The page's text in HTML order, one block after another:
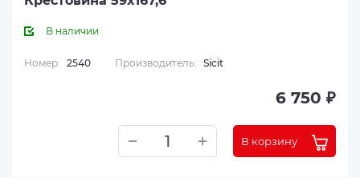
В наличии
Номер: 2540 Производитель: Sicit
6 750 ₽
В корзину